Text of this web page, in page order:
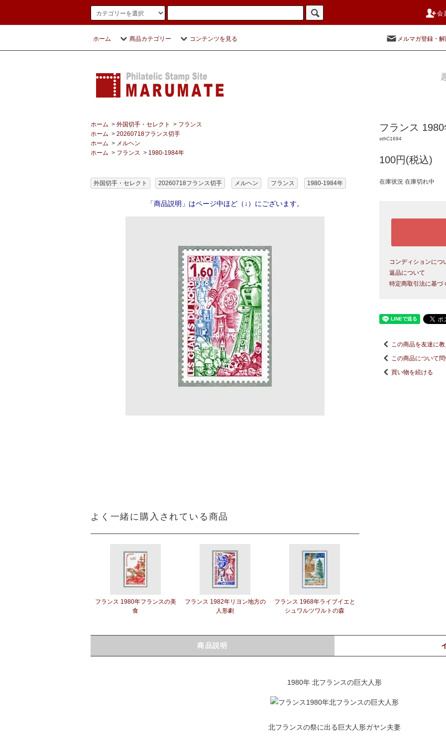
会
ホーム 商品カテゴリー コンテンツを見る メルマガ登録・
ホーム > 外国切手・セレクト > フランス
ホーム > 20260718フランス切手
ホーム > メルヘン
ホーム > フランス > 1980-1984年
外国切手・セレクト 20260718フランス切手 メルヘン フランス 1980-1984年
「商品説明」はページ中ほど（↓）にございます。
よく一緒に購入されている商品
フランス 1980年フランスの美
食
フランス 1982年リヨン地方の
人形劇
フランス 1968年ライブイエと
シュワルツワルトの森
フランス
stfrC1694
100円(税込)
在庫状況 在庫切れ中
コンディションにつ
返品について
特定商取引法に基づ
この商品を友達に
この商品について
買い物を続ける
商品説明
1980年 北フランスの巨大人形
北フランスの祭に出る巨大人形ガヤン夫妻